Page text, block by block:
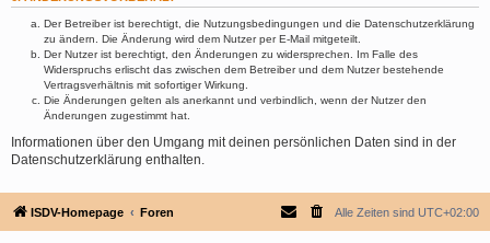
Der Betreiber ist berechtigt, die Nutzungsbedingungen und die Datenschutzerklärung
zu ändern. Die Änderung wird dem Nutzer per E-Mail mitgeteilt.
Der Nutzer ist berechtigt, den Änderungen zu widersprechen. Im Falle des
Widerspruchs erlischt das zwischen dem Betreiber und dem Nutzer bestehende
Vertragsverhältnis mit sofortiger Wirkung.
Die Änderungen gelten als anerkannt und verbindlich, wenn der Nutzer den
Änderungen zugestimmt hat.
Informationen über den Umgang mit deinen persönlichen Daten sind in der
Datenschutzerklärung enthalten.
ISDV-Homepage Foren Alle Zeiten sind UTC+02:00